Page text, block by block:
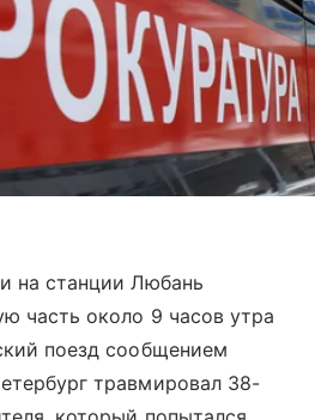
на станции Любань
часть около 9 часов утра
поезд сообщением
травмировал 38-